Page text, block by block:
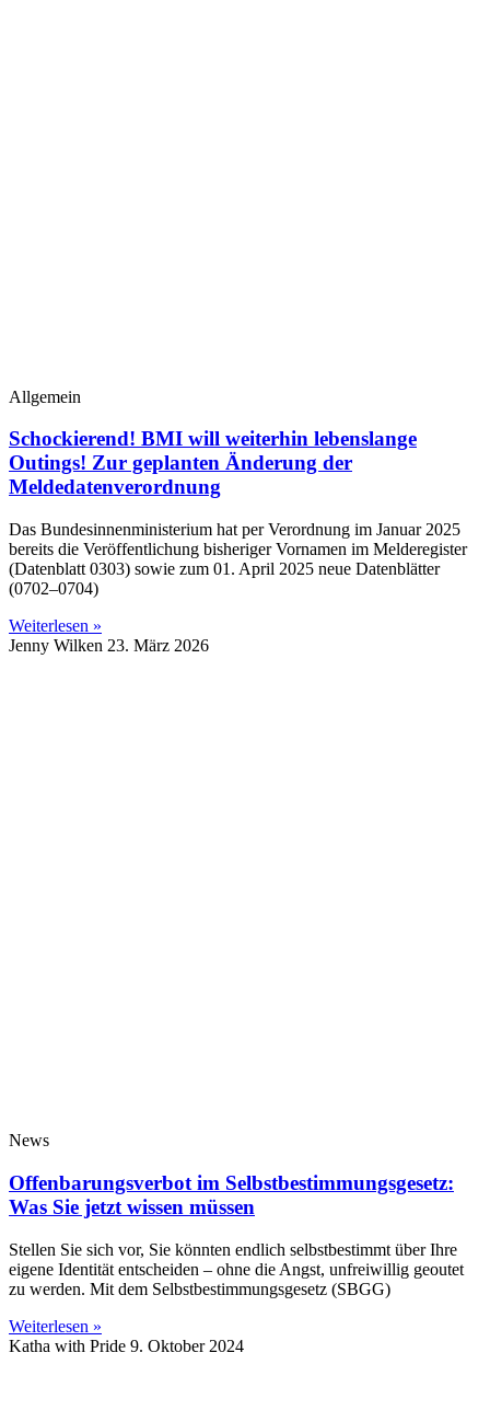
Allgemein
Schockierend! BMI will weiterhin lebenslange
Outings! Zur geplanten Änderung der
Meldedatenverordnung
Das Bundesinnenministerium hat per Verordnung im Januar 2025
bereits die Veröffentlichung bisheriger Vornamen im Melderegister
(Datenblatt 0303) sowie zum 01. April 2025 neue Datenblätter
(0702–0704)
Weiterlesen »
Jenny Wilken 23. März 2026
News
Offenbarungsverbot im Selbstbestimmungsgesetz:
Was Sie jetzt wissen müssen
Stellen Sie sich vor, Sie könnten endlich selbstbestimmt über Ihre
eigene Identität entscheiden – ohne die Angst, unfreiwillig geoutet
zu werden. Mit dem Selbstbestimmungsgesetz (SBGG)
Weiterlesen »
Katha with Pride 9. Oktober 2024